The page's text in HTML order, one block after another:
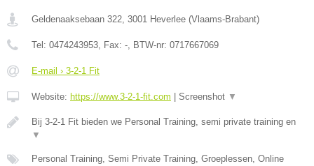
Geldenaaksebaan 322, 3001 Heverlee (Vlaams-Brabant)
Tel: 0474243953, Fax: -, BTW-nr: 0717667069
E-mail › 3-2-1 Fit
Website: https://www.3-2-1-fit.com Screenshot ▼
Bij 3-2-1 Fit bieden we Personal Training, semi private training en
▼
Personal Training, Semi Private Training, Groeplessen, Online